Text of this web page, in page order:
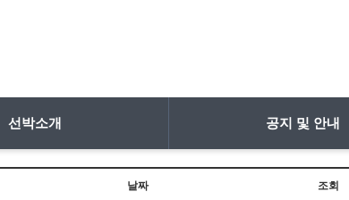
선박소개 공지 및 안내
날짜 조회